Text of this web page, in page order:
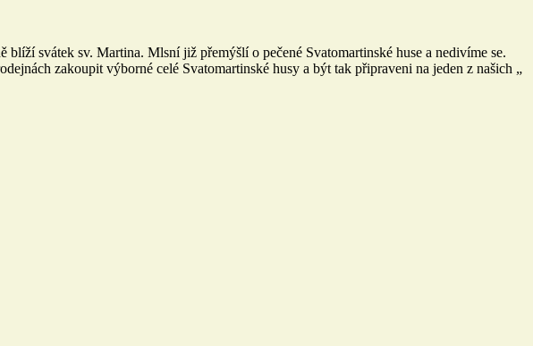
svátek sv. Martina. Mlsní již přemýšlí o pečené Svatomartinské huse a nedivíme se.
zakoupit výborné celé Svatomartinské husy a být tak připraveni na jeden z našich „